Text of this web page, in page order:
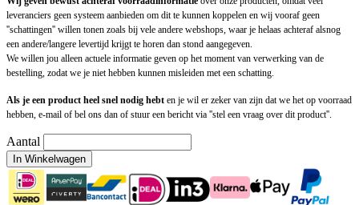
leveranciers geen systeem aanbieden om dit te kunnen koppelen en wij vooraf geen
''schattingen'' willen tonen zoals bij vele andere webshops, waar je helaas achteraf alsnog
een andere/langere levertijd krijgt te horen dan stond aangegeven.
We willen jou alleen actuele informatie geven op het moment van verwerking van de
bestelling, zodat we je niet hebben kunnen misleiden met een schatting.
Als je een product heel snel nodig hebt en je wil er zeker van zijn dat we het op voorraad
hebben, e-mail of bel ons dan of stuur een bericht via ''stel een vraag over dit product''.
Aantal
In Winkelwagen